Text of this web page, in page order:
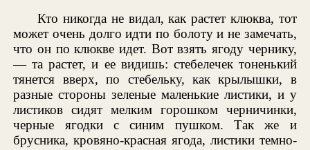
Кто никогда не видал, как растет клюква, тот
может очень долго идти по болоту и не замечать,
что он по клюкве идет. Вот взять ягоду чернику,
— та растет, и ее видишь: стебелечек тоненький
тянется вверх, по стебельку, как крылышки, в
разные стороны зеленые маленькие листики, и у
листиков сидят мелким горошком черничинки,
черные ягодки с синим пушком. Так же и
брусника, кровяно-красная ягода, листики темно-